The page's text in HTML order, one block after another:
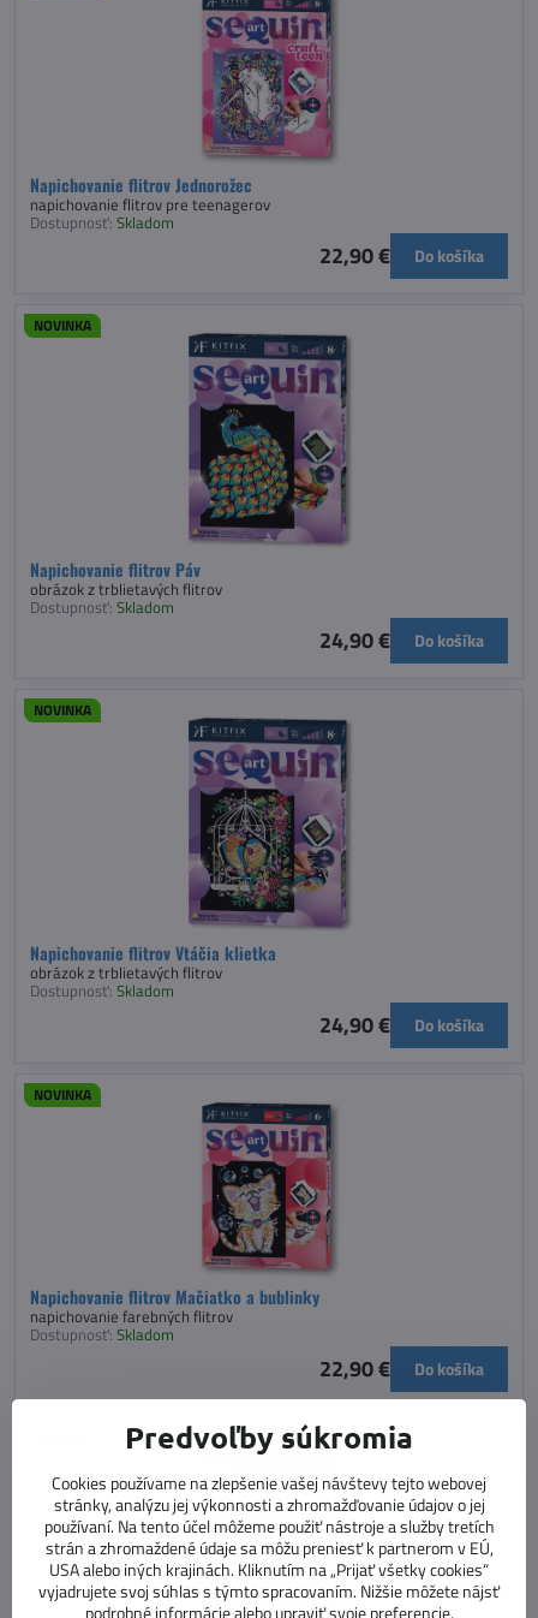
Napichovanie flitrov Jednorožec
napichovanie flitrov pre teenagerov
Dostupnosť: Skladom
22,90 € Do košíka
Napichovanie flitrov Páv
NOVINKA
obrázok z trblietavých flitrov
Dostupnosť: Skladom
24,90 € Do košíka
Napichovanie flitrov Vtáčia klietka
NOVINKA
obrázok z trblietavých flitrov
Dostupnosť: Skladom
24,90 € Do košíka
Napichovanie flitrov Mačiatko a bublinky
NOVINKA
napichovanie farebných flitrov
Dostupnosť: Skladom
22,90 € Do košíka
Predvoľby súkromia
Cookies používame na zlepšenie vašej návštevy tejto webovej
stránky, analýzu jej výkonnosti a zhromažďovanie údajov o jej
používaní. Na tento účel môžeme použiť nástroje a služby tretích
strán a zhromaždené údaje sa môžu preniesť k partnerom v EÚ,
USA alebo iných krajinách. Kliknutím na „Prijať všetky cookies“
vyjadrujete svoj súhlas s týmto spracovaním. Nižšie môžete nájsť
podrobné informácie alebo upraviť svoje preferencie.